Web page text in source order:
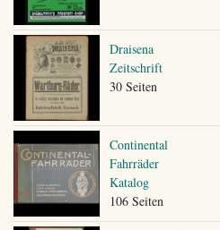
Draisena
Zeitschrift
30 Seiten
Continental
Fahrräder
Katalog
106 Seiten